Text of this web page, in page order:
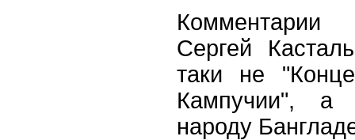
Сергей
таки не
Кампучии", а
народу